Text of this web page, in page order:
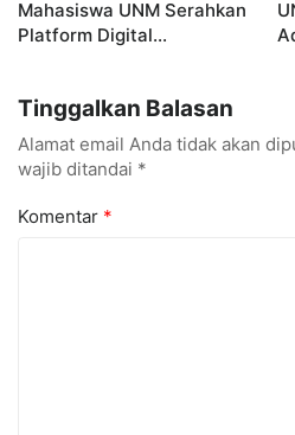
Mahasiswa UNM Serahkan
Platform Digital
Digital
Tinggalkan Balasan
Alamat email Anda tidak akan
wajib ditandai *
Komentar *